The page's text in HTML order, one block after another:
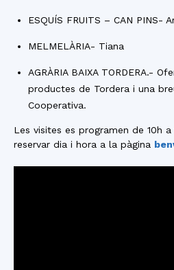
ESQUÍS FRUITS – CAN PINS-
MELMELÀRIA- Tiana
AGRÀRIA BAIXA TORDERA.-
productes de Tordera i una
Cooperativa.
Les visites es programen de 10h a
reservar dia i hora a la pàgina